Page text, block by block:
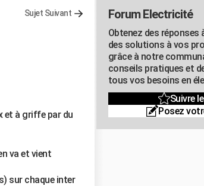
Sujet Suivant
et à griffe par du
va et vient
sur chaque inter
Forum Electricité
Obtenez des
des solutions à vos
grâce à notre
conseils pratiques et
tous vos besoins en
Suivre
Posez